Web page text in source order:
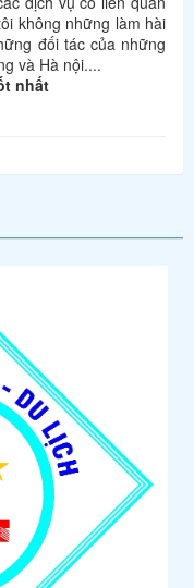
không những làm hài
đối tác của những
và Hà nội....
nhất